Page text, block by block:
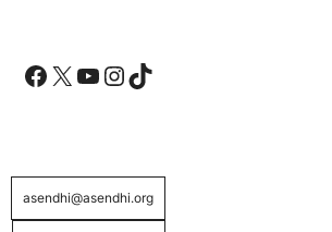
Facebook
X YouTube
Instagram
TikTok
asendhi@asendhi.org